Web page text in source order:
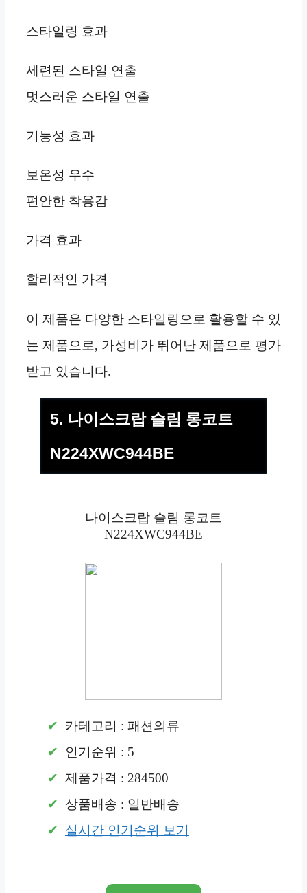
스타일링 효과
세련된 스타일 연출
멋스러운 스타일 연출
기능성 효과
보온성 우수
편안한 착용감
가격 효과
합리적인 가격
이 제품은 다양한 스타일링으로 활용할 수 있
는 제품으로, 가성비가 뛰어난 제품으로 평가
받고 있습니다.
5. 나이스크랍 슬림 롱코트
N224XWC944BE
나이스크랍 슬림 롱코트
N224XWC944BE
카테고리 : 패션의류
인기순위 : 5
제품가격 : 284500
상품배송 : 일반배송
실시간 인기순위 보기